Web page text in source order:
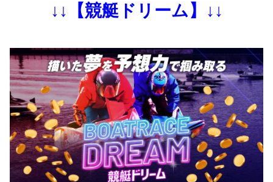
↓↓【競艇ドリーム】↓↓